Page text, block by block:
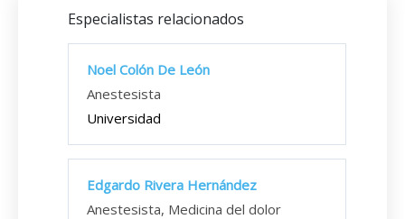
Especialistas relacionados
Noel Colón De León
Anestesista
Universidad
Edgardo Rivera Hernández
Anestesista, Medicina del dolor